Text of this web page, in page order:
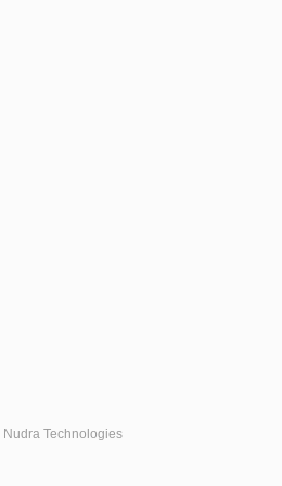
Nudra Technologies